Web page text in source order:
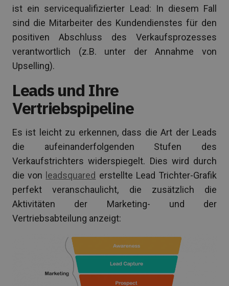
ist ein servicequalifizierter Lead: In diesem Fall
sind die Mitarbeiter des Kundendienstes für den
positiven Abschluss des Verkaufsprozesses
verantwortlich (z.B. unter der Annahme von
Upselling).
Leads und Ihre
Vertriebspipeline
Es ist leicht zu erkennen, dass die Art der Leads
die aufeinanderfolgenden Stufen des
Verkaufstrichters widerspiegelt. Dies wird durch
die von leadsquared erstellte Lead Trichter-Grafik
perfekt veranschaulicht, die zusätzlich die
Aktivitäten der Marketing- und der
Vertriebsabteilung anzeigt: